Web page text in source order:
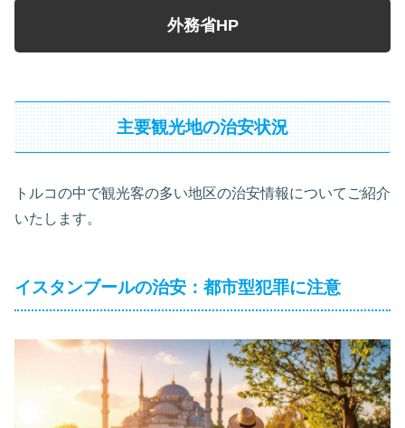
外務省HP
主要観光地の治安状況
トルコの中で観光客の多い地区の治安情報についてご紹介
いたします。
イスタンブールの治安：都市型犯罪に注意